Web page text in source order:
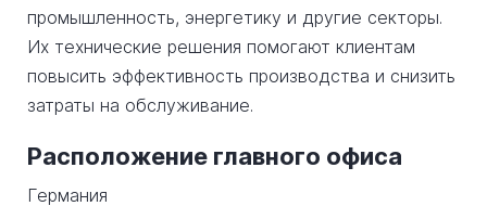
промышленность, энергетику и другие секторы.
Их технические решения помогают клиентам
повысить эффективность производства и снизить
затраты на обслуживание.
Расположение главного офиса
Германия